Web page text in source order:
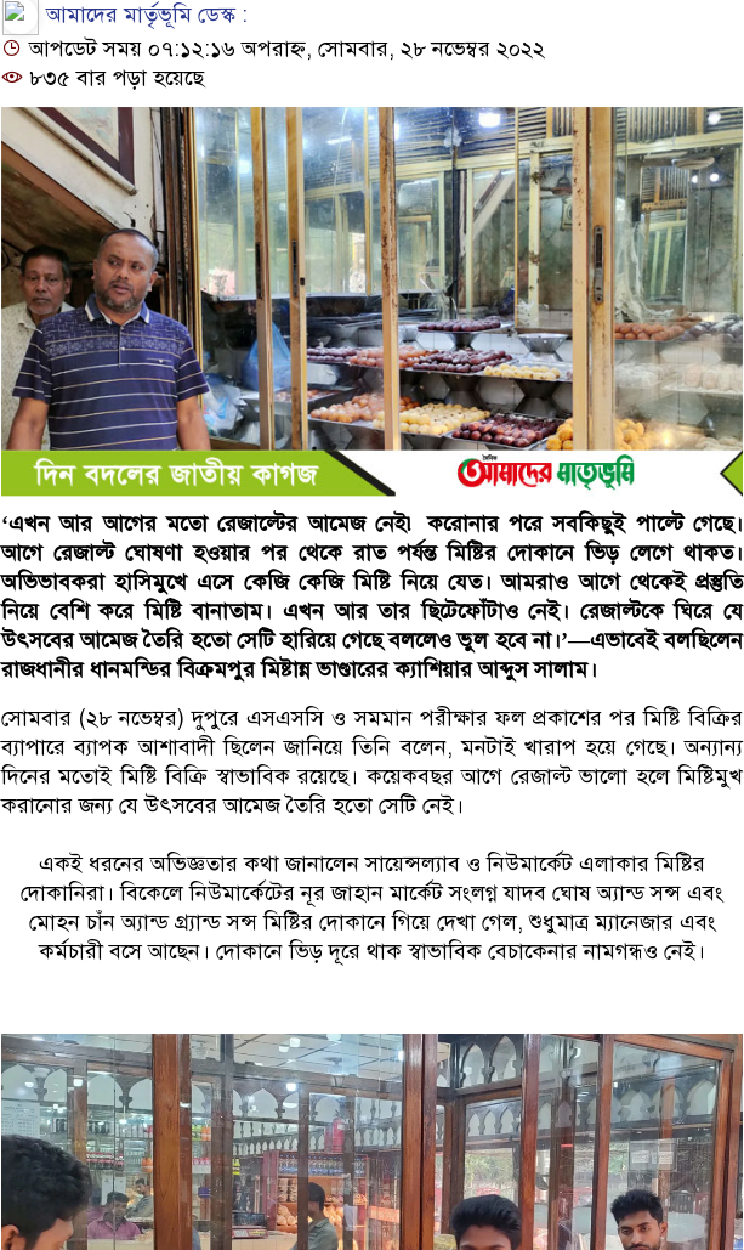
আমাদের মার্তৃভূমি ডেস্ক :
আপডেট সময় ০৭:১২:১৬ অপরাহ্ন, সোমবার, ২৮ নভেম্বর ২০২২
৮৩৫ বার পড়া হয়েছে
‘এখন আর আগের মতো রেজাল্টের আমেজ নেই৷ করোনার পরে সবকিছুই পাল্টে গেছে।
আগে রেজাল্ট ঘোষণা হওয়ার পর থেকে রাত পর্যন্ত মিষ্টির দোকানে ভিড় লেগে থাকত।
অভিভাবকরা হাসিমুখে এসে কেজি কেজি মিষ্টি নিয়ে যেত। আমরাও আগে থেকেই প্রস্তুতি
নিয়ে বেশি করে মিষ্টি বানাতাম। এখন আর তার ছিটেফোঁটাও নেই। রেজাল্টকে ঘিরে যে
উৎসবের আমেজ তৈরি হতো সেটি হারিয়ে গেছে বললেও ভুল হবে না।’—এভাবেই বলছিলেন
রাজধানীর ধানমন্ডির বিক্রমপুর মিষ্টান্ন ভাণ্ডারের ক্যাশিয়ার আব্দুস সালাম।
সোমবার (২৮ নভেম্বর) দুপুরে এসএসসি ও সমমান পরীক্ষার ফল প্রকাশের পর মিষ্টি বিক্রির
ব্যাপারে ব্যাপক আশাবাদী ছিলেন জানিয়ে তিনি বলেন, মনটাই খারাপ হয়ে গেছে। অন্যান্য
দিনের মতোই মিষ্টি বিক্রি স্বাভাবিক রয়েছে। কয়েকবছর আগে রেজাল্ট ভালো হলে মিষ্টিমুখ
করানোর জন্য যে উৎসবের আমেজ তৈরি হতো সেটি নেই।
একই ধরনের অভিজ্ঞতার কথা জানালেন সায়েন্সল্যাব ও নিউমার্কেট এলাকার মিষ্টির
দোকানিরা। বিকেলে নিউমার্কেটের নূর জাহান মার্কেট সংলগ্ন যাদব ঘোষ অ্যান্ড সন্স এবং
মোহন চাঁন অ্যান্ড গ্র্যান্ড সন্স মিষ্টির দোকানে গিয়ে দেখা গেল, শুধুমাত্র ম্যানেজার এবং
কর্মচারী বসে আছেন। দোকানে ভিড় দূরে থাক স্বাভাবিক বেচাকেনার নামগন্ধও নেই।